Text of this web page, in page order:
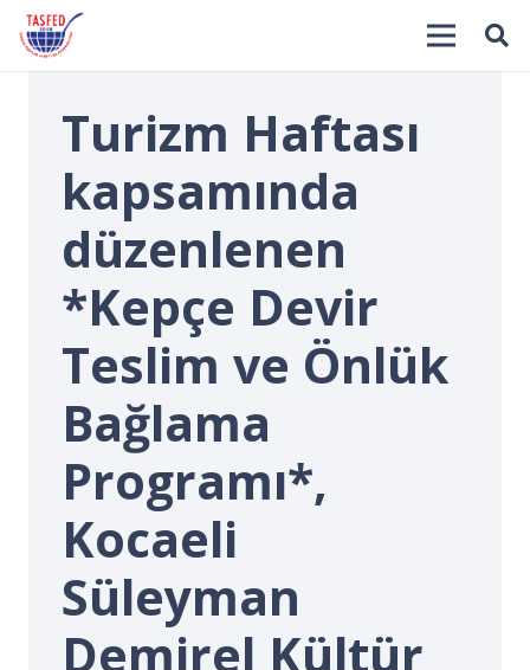
Turizm Haftası
kapsamında
düzenlenen
*Kepçe Devir
Teslim ve Önlük
Bağlama
Programı*,
Kocaeli
Süleyman
Demirel Kültür